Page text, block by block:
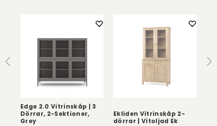
Edge 2.0 Vitrinskåp | 3
Dörrar, 2-Sektioner,
Grey
Ekliden Vitrinskåp 2-
dörrar | Vitoljad Ek